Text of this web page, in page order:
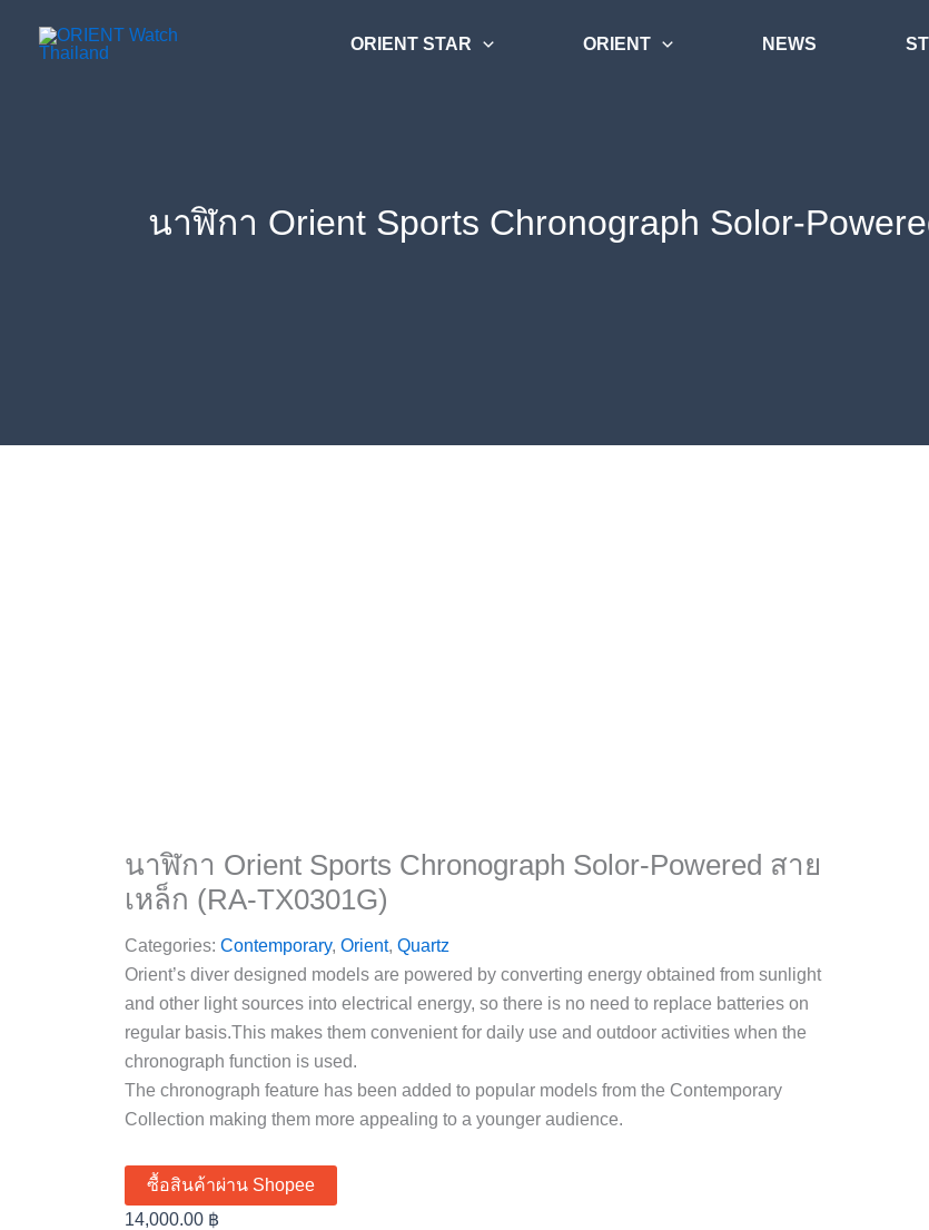
ORIENT STAR ORIENT NEWS
นาฬิกา Orient Sports Chronograph Solor-
นาฬิกา Orient Sports Chronograph Solor-Powered สาย
เหล็ก (RA-TX0301G)
Categories: Contemporary, Orient, Quartz
Orient’s diver designed models are powered by converting energy obtained from sunlight
and other light sources into electrical energy, so there is no need to replace batteries on
regular basis.This makes them convenient for daily use and outdoor activities when the
chronograph function is used.
The chronograph feature has been added to popular models from the Contemporary
Collection making them more appealing to a younger audience.
ซื้อสินค้าผ่าน Shopee
14,000.00 ฿